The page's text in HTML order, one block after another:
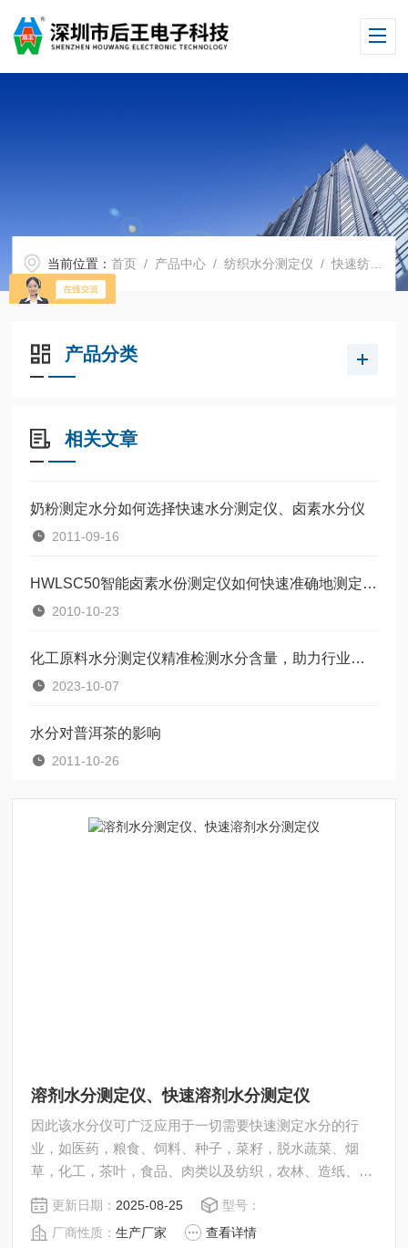
当前位置：首页 / 产品中心 /纺织水分测定仪 /快速纺织水分测定仪
产品分类
相关文章
奶粉测定水分如何选择快速水分测定仪、卤素水分仪
2011-09-16
HWLSC50智能卤素水份测定仪如何快速准确地测定塑胶颗粒的水分含量？
2010-10-23
化工原料水分测定仪精准检测水分含量，助力行业发展！
2023-10-07
水分对普洱茶的影响
2011-10-26
溶剂水分测定仪、快速溶剂水分测定仪
因此该水分仪可广泛应用于一切需要快速测定水分的行
业，如医药，粮食、饲料、种子，菜籽，脱水蔬菜、烟
草，化工，茶叶，食品、肉类以及纺织，农林、造纸、橡
胶、塑胶、纺织等行业中的实验室与生产过程中。同时满
足固体、颗粒、粉末、胶状体及液体含水率的测定要求，
深圳市后王电子科技有限公司始终立志于为用户提供多用
更新日期： 2025-08-25
型号：
厂商性质：生产厂家 查看详情